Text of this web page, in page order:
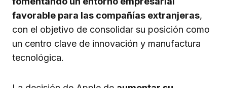
favorable para las compañías extranjeras,
con el objetivo de consolidar su posición como
un centro clave de innovación y manufactura
tecnológica.